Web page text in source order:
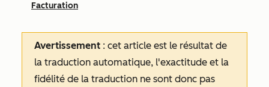
Facturation
Avertissement : cet article est le résultat de
la traduction automatique, l'exactitude et la
fidélité de la traduction ne sont donc pas